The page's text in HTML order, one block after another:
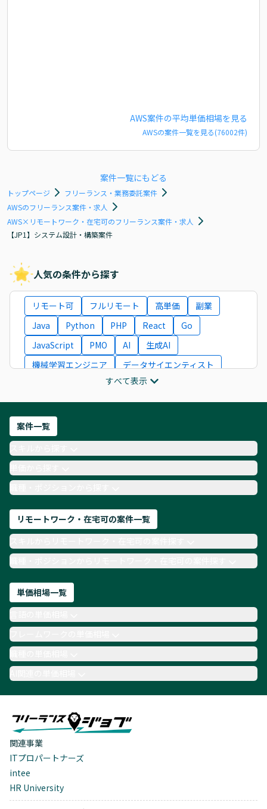
AWS案件の平均単価相場を見る
AWSの案件一覧を見る(76002件)
案件一覧にもどる
トップページ
フリーランス・業務委託案件
AWSのフリーランス案件・求人
AWS×リモートワーク・在宅可のフリーランス案件・求人
【JP1】システム設計・構築案件
人気の条件から探す
リモート可 フルリモート 高単価
副業
Java
Python PHP React
Go
JavaScript
PMO AI
生成AI
機械学習エンジニア
データサイエンティスト
ITコンサルタント
フロントエンドエンジニア
ネットワークエンジニア
AIエンジニア
Webデザイナー
月収100万円 業務委託
COBOL
Ruby
TypeScript
Laravel AWS
すべて表示
案件一覧
単価から探す
職種・ポジションから探す
リモートワーク・在宅可の案件一覧
職種・ポジションからリモートワーク・在宅可の案件探す
単価相場一覧
職種の単価相場
AI関連の単価相場
関連事業
ITプロパートナーズ
intee
HR University